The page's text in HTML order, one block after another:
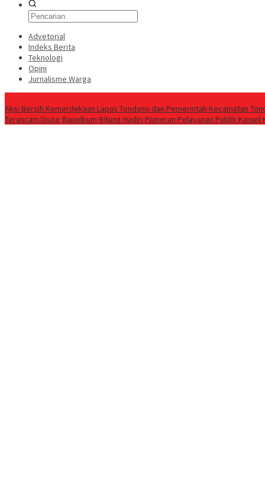
Advetorial
Indeks Berita
Teknologi
Opini
Jurnalisme Warga
Aksi Bersih Kemerdekaan Lapas Tondano dan Pemerintah Kecamatan
Terancam Diusir‎Bapelkum Bitung Hadiri Pameran Pelayanan Publik Kanwil